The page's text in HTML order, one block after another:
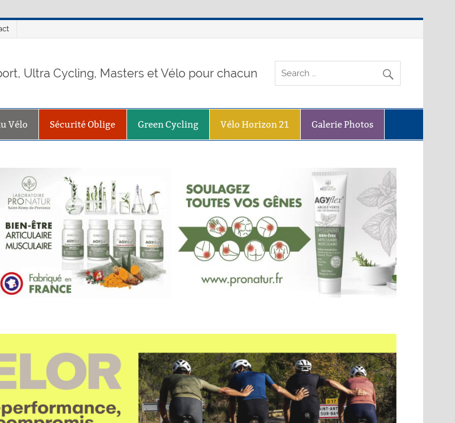
Ultra Cycling, Masters et Vélo pour chacun
Vélo Sécurité Oblige Green Cycling Vélo Horizon 21 Galerie Photos